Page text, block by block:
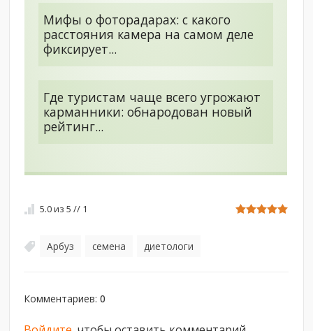
Мифы о фоторадарах: с какого
расстояния камера на самом деле
фиксирует...
Где туристам чаще всего угрожают
карманники: обнародован новый
рейтинг...
5.0из5 // 1
Арбуз семена диетологи
Комментариев:0